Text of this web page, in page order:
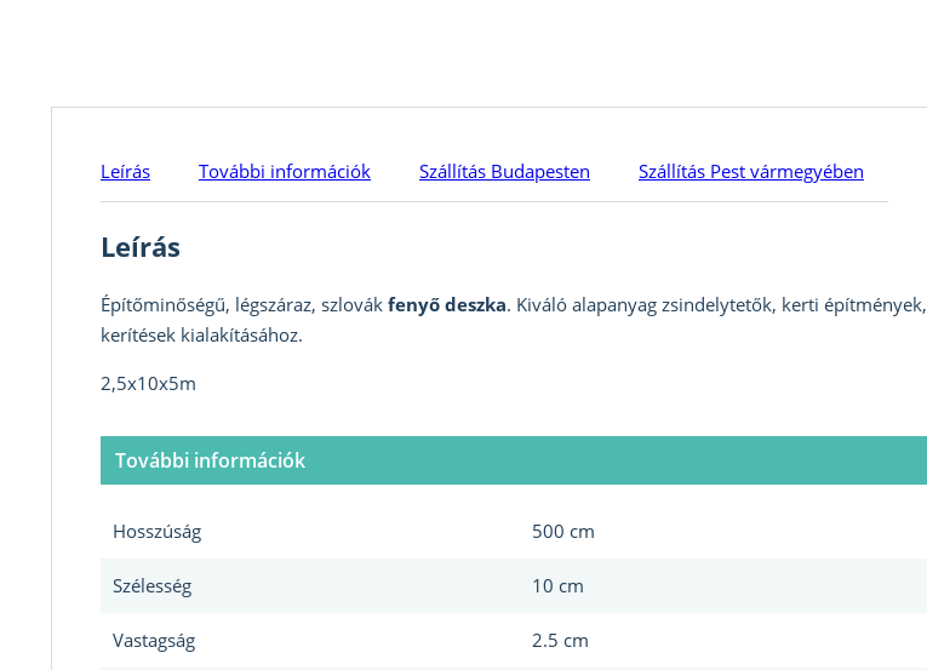
Leírás További információk Szállítás Budapesten Szállítás Pest vármegyében
Leírás
Építőminőségű, légszáraz, szlovák fenyő deszka. Kiváló alapanyag zsindelytetők, kerti építmények,
kerítések kialakításához.
2,5x10x5m
További információk
Hosszúság 500 cm
Szélesség 10 cm
Vastagság 2.5 cm